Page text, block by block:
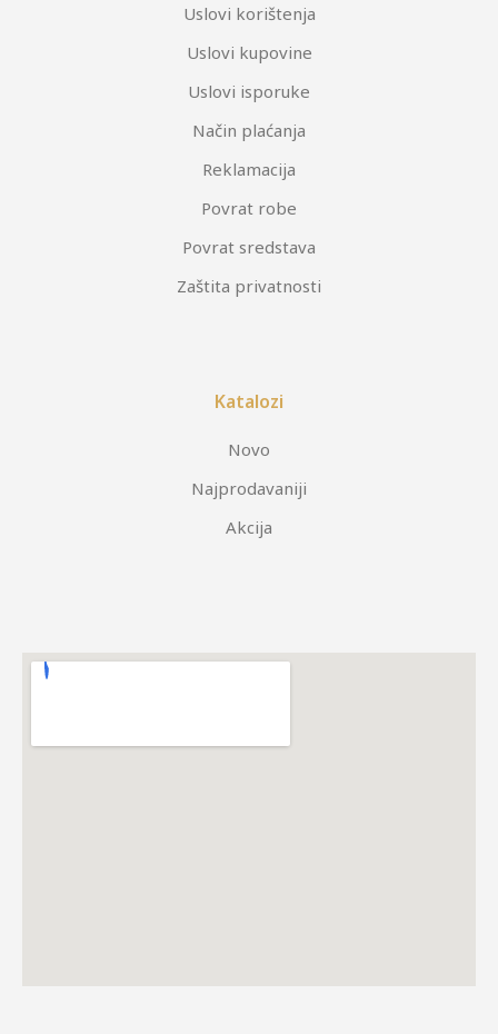
Uslovi korištenja
Uslovi kupovine
Uslovi isporuke
Način plaćanja
Reklamacija
Povrat robe
Povrat sredstava
Zaštita privatnosti
Katalozi
Novo
Najprodavaniji
Akcija